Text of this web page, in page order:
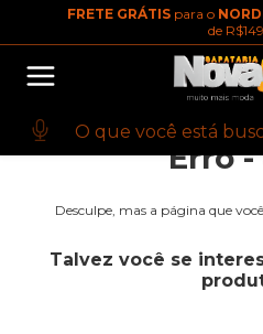
10% OFF na
Baixe o app. Cupom
(100+)
FRETE GRÁTIS para o
de
Erro
Desculpe, mas a página que
Talvez você se